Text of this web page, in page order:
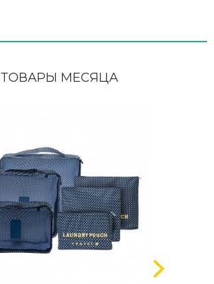
ТОВАРЫ МЕСЯЦА